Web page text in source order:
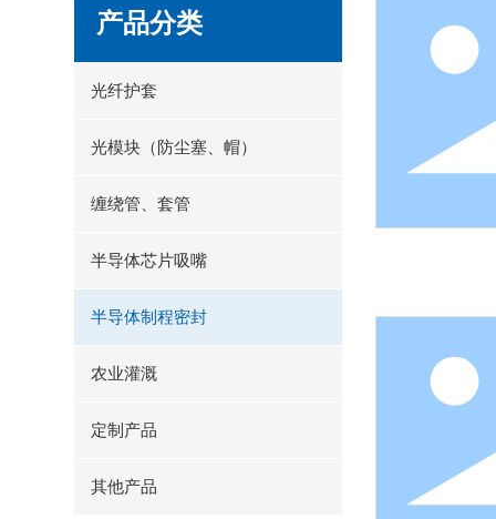
产品分类
光纤护套
光模块（防尘塞、帽）
缠绕管、套管
半导体芯片吸嘴
半导体制程密封
农业灌溉
定制产品
其他产品